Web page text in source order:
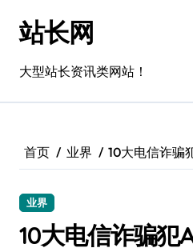
站长网
大型站长资讯类网站！
首页 业界 10大电信诈骗
业界
10大电信诈骗犯